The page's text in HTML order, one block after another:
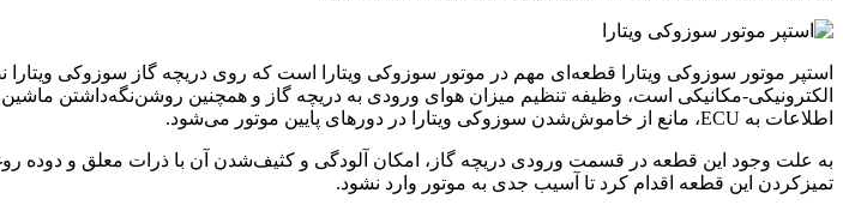
استپر موتور سوزوکی ویتارا قطعه‌ای مهم در موتور سوزوکی ویتارا است که روی دریچه گاز سوزوکی
الکترونیکی-مکانیکی است، وظیفه تنظیم میزان هوای ورودی به دریچه گاز و همچنین روشن‌نگه‌داشتن ماشین
اطلاعات به ECU، مانع از خاموش‌شدن سوزوکی ویتارا در دورهای پایین موتور می‌شود.
به ‌علت وجود این قطعه در قسمت ورودی دریچه گاز، امکان آلودگی و کثیف‌شدن آن با ذرات معلق و دوده
تمیزکردن این قطعه اقدام کرد تا آسیب جدی به موتور وارد نشود.